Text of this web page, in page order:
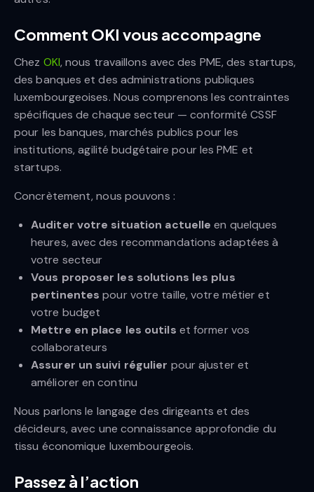
Comment OKI vous accompagne
Chez OKI, nous travaillons avec des PME, des startups,
des banques et des administrations publiques
luxembourgeoises. Nous comprenons les contraintes
spécifiques de chaque secteur — conformité CSSF
pour les banques, marchés publics pour les
institutions, agilité budgétaire pour les PME et
startups.
Concrètement, nous pouvons :
Auditer votre situation actuelle en quelques
heures, avec des recommandations adaptées à
votre secteur
Vous proposer les solutions les plus
pertinentes pour votre taille, votre métier et
votre budget
Mettre en place les outils et former vos
collaborateurs
Assurer un suivi régulier pour ajuster et
améliorer en continu
Nous parlons le langage des dirigeants et des
décideurs, avec une connaissance approfondie du
tissu économique luxembourgeois.
Passez à l’action